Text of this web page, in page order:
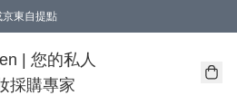
東自提點
| 您的私人
採購專家